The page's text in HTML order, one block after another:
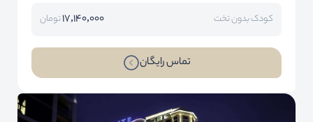
کودک بدون تخت 17,140,000تومان
تماس رایگان